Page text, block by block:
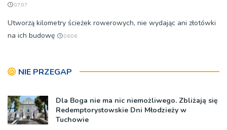
07:07
Utworzą kilometry ścieżek rowerowych, nie wydając ani złotówki
na ich budowę
06:06
NIE PRZEGAP
Dla Boga nie ma nic niemożliwego. Zbliżają się
Redemptorystowskie Dni Młodzieży w
Tuchowie